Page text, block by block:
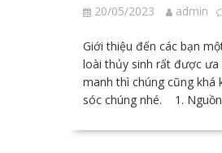
20/05/2023 admin
Giới thiệu đến các bạn
loài thủy sinh rất được ưa
manh thì chúng cũng khá
sóc chúng nhé. 1.